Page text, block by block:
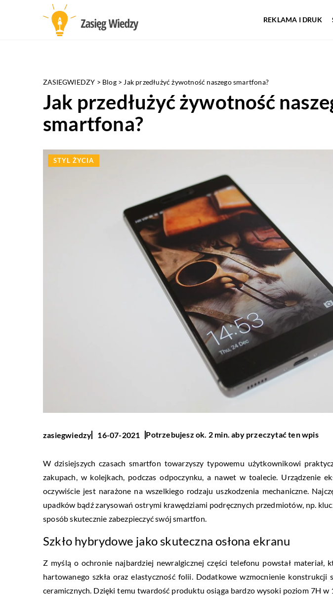
REKLAMA I DRUK
ZASIEGWIEDZY > Blog> Jak przedłużyć żywotność naszego smartfona?
Jak przedłużyć żywotność
smartfona?
STYL ŻYCIA
zasiegwiedzy 16-07-2021 Potrzebujesz ok. 2 min. aby przeczytać ten wpis
W dzisiejszych czasach smartfon towarzyszy typowemu użytkownikowi
zakupach, w kolejkach, podczas odpoczynku, a nawet w toalecie. Urządzenie
oczywiście jest narażone na wszelkiego rodzaju uszkodzenia mechaniczne.
upadków bądź zarysowań ostrymi krawędziami podręcznych przedmiotów, np.
sposób skutecznie zabezpieczyć swój smartfon.
Szkło hybrydowe jako skuteczna osłona ekranu
Z myślą o ochronie najbardziej newralgicznej części telefonu powstał materiał,
hartowanego szkła oraz elastyczność folii. Dodatkowe wzmocnienie konstrukcji
ceramicznych. Dzięki temu twardość produktu osiąga bardzo wysoki poziom 7H